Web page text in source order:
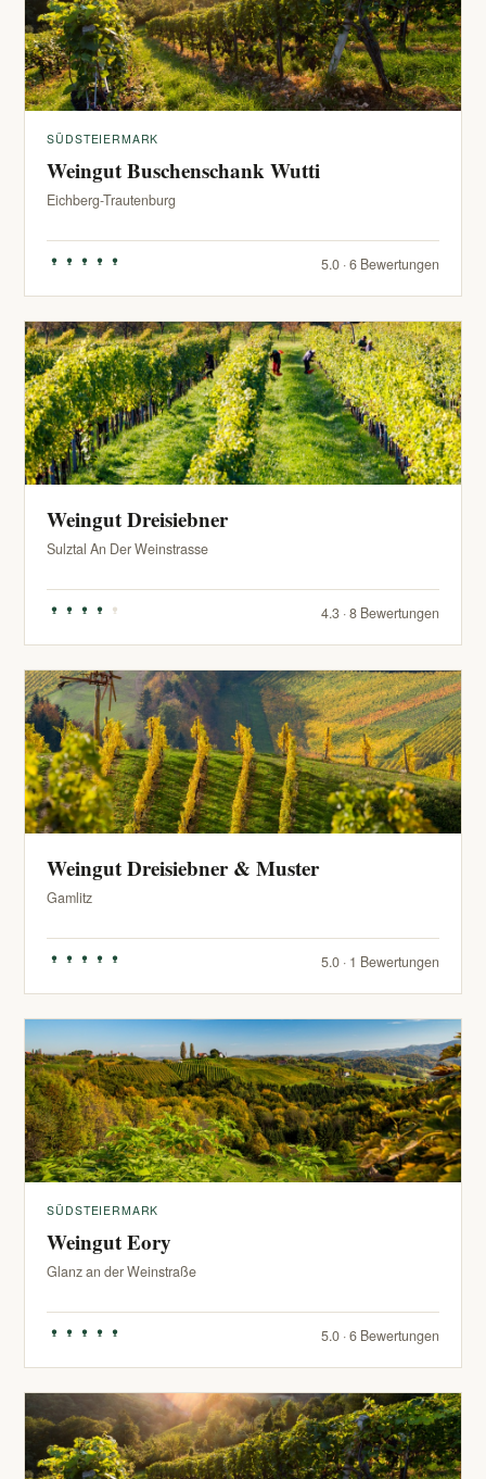
SÜDSTEIERMARK
Weingut Buschenschank Wutti
Eichberg-Trautenburg
5.0 · 6 Bewertungen
Weingut Dreisiebner
Sulztal An Der Weinstrasse
4.3 · 8 Bewertungen
Weingut Dreisiebner & Muster
Gamlitz
5.0 · 1 Bewertungen
SÜDSTEIERMARK
Weingut Eory
Glanz an der Weinstraße
5.0 · 6 Bewertungen